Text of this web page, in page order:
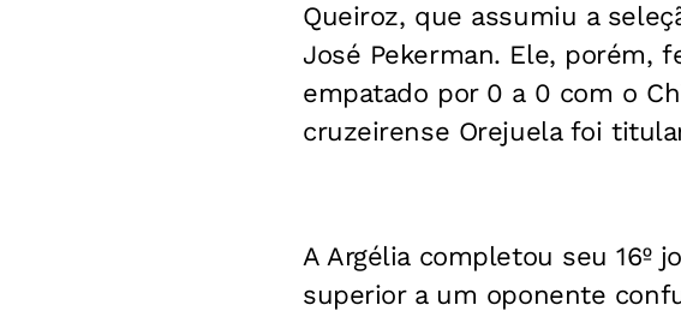
Queiroz, que assumiu a
José Pekerman. Ele, porém,
empatado por 0 a 0 com o
cruzeirense Orejuela foi
A Argélia completou seu 16º
superior a um oponente